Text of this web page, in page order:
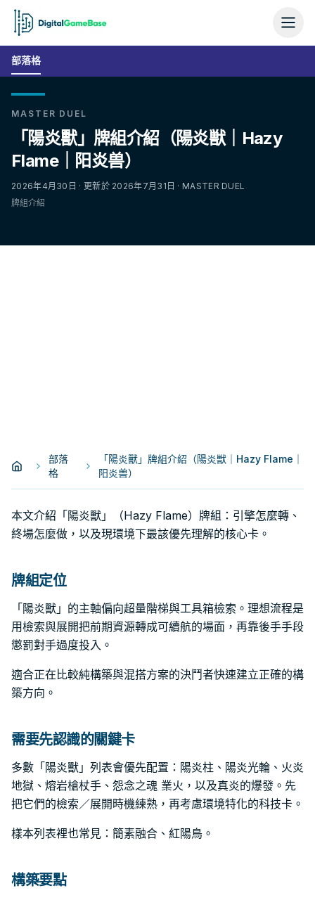
部落格
MASTER DUEL
「陽炎獸」牌組介紹（陽炎獣｜Hazy
Flame｜阳炎兽）
2026年4月30日 · 更新於 2026年7月31日 · MASTER DUEL
牌組介紹
部落
格
「陽炎獸」牌組介紹（陽炎獣｜Hazy Flame｜
阳炎兽）
本文介紹「陽炎獸」（Hazy Flame）牌組：引擎怎麼轉、
終場怎麼做，以及現環境下最該優先理解的核心卡。
牌組定位
「陽炎獸」的主軸偏向超量階梯與工具箱檢索。理想流程是
用檢索與展開把前期資源轉成可續航的場面，再靠後手手段
懲罰對手過度投入。
適合正在比較純構築與混搭方案的決鬥者快速建立正確的構
築方向。
需要先認識的關鍵卡
多數「陽炎獸」列表會優先配置：陽炎柱、陽炎光輪、火炎
地獄、熔岩槍杖手、怨念之魂 業火，以及真炎的爆發。先
把它們的檢索／展開時機練熟，再考慮環境特化的科技卡。
樣本列表裡也常見：簡素融合、紅陽鳥。
構築要點